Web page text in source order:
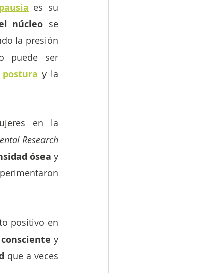
es su
núcleo se
la presión
puede ser
postura y la
en la
Research
ósea y
positivo en
y
que a veces